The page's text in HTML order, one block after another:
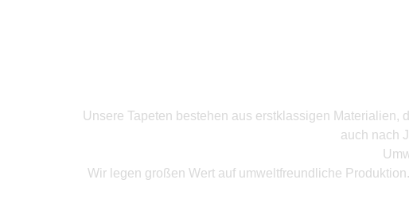
Unsere Tapeten bestehen aus erstklassigen
auch nach
Wir legen großen Wert auf umweltfreundliche